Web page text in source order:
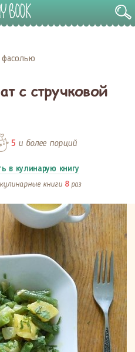
фасолью
с стручковой
5 и более порций
в кулинарую книгу
книги 8 раз